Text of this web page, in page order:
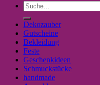
Suche
nach:
Dekozauber
Gutscheine
Bekleidung
Feste
Geschenkideen
Schmuckstücke
handmade